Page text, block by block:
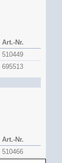
Art.-Nr.
510449
695513
Art.-Nr.
510466